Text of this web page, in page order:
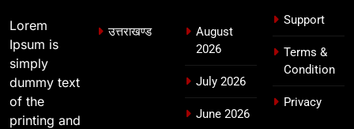
Lorem
Ipsum is
simply
dummy text
of the
printing and
उत्तराखण्ड
August
2026
July 2026
June 2026
Support
Terms &
Condition
Privacy